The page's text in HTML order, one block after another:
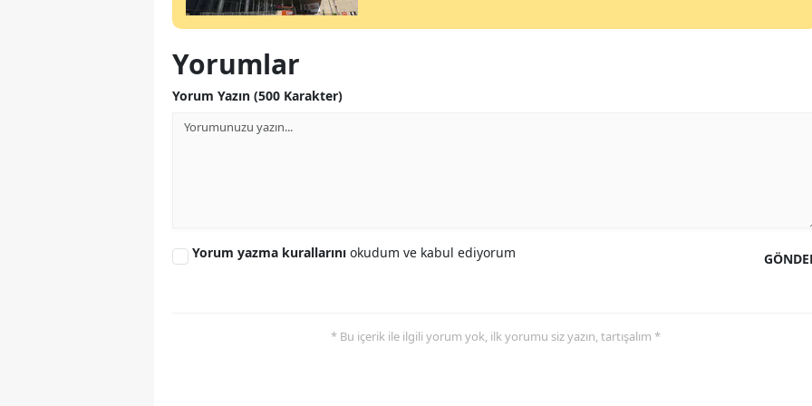
Yorumlar
Yorum Yazın (500 Karakter)
Yorum yazma kurallarını okudum ve kabul ediyorum
* Bu içerik ile ilgili yorum yok, ilk yorumu siz yazın, tartışalım *